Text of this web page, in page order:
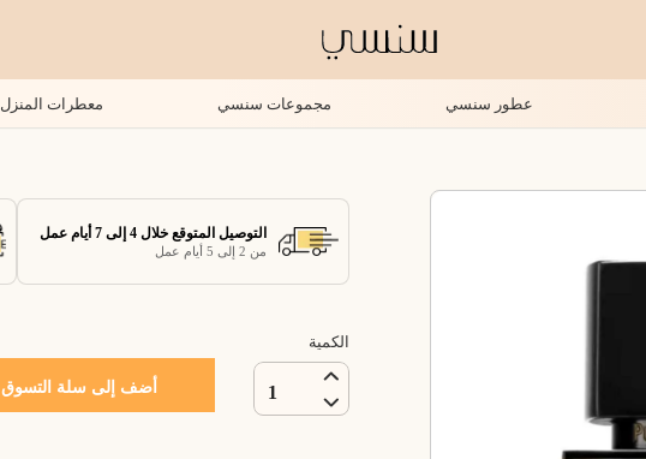
عطور سنسي مجموعات سنسي معطرات المنزل
التوصيل المتوقع خلال 4 إلى 7 أيام عمل
من 2 إلى 5 أيام عمل
الكمية
1 أضف إلى سلة التسوق